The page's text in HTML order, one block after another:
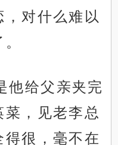
对什么难以
他给父亲夹完
，见老李总
很，毫不在